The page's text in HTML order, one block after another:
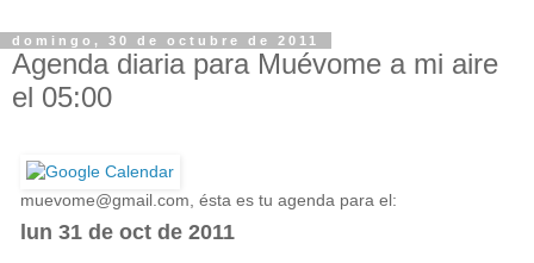
domingo, 30 de octubre de 2011
Agenda diaria para Muévome a mi aire
el 05:00
muevome@gmail.com , ésta es tu agenda para el:
lun 31 de oct de 2011